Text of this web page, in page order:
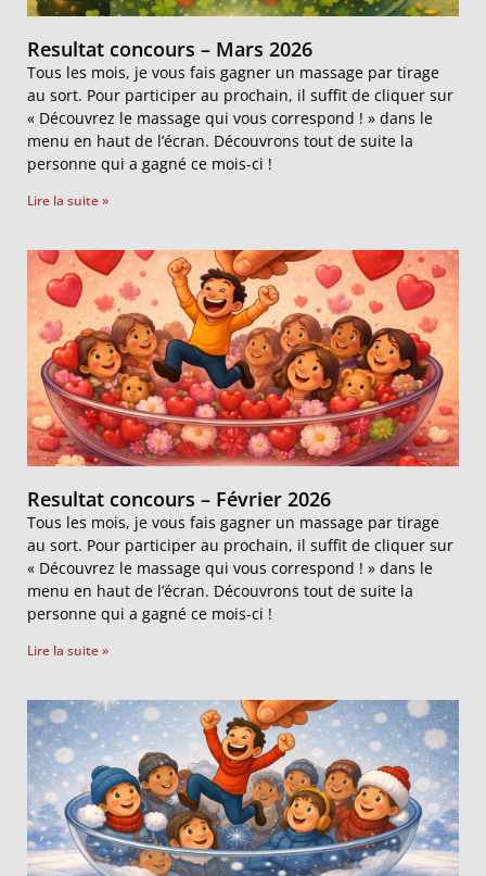
Resultat concours – Mars 2026
Tous les mois, je vous fais gagner un massage par tirage
au sort. Pour participer au prochain, il suffit de cliquer sur
« Découvrez le massage qui vous correspond ! » dans le
menu en haut de l’écran. Découvrons tout de suite la
personne qui a gagné ce mois-ci !
Lire la suite »
Resultat concours – Février 2026
Tous les mois, je vous fais gagner un massage par tirage
au sort. Pour participer au prochain, il suffit de cliquer sur
« Découvrez le massage qui vous correspond ! » dans le
menu en haut de l’écran. Découvrons tout de suite la
personne qui a gagné ce mois-ci !
Lire la suite »